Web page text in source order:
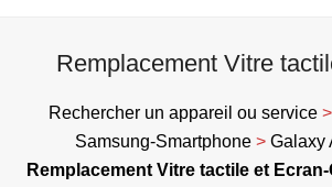
Remplacement Vitre
Rechercher un appareil ou service>
Samsung-Smartphone> Galaxy
Remplacement Vitre tactile et